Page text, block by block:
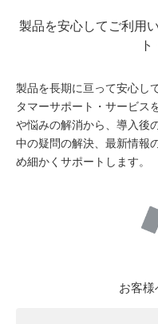
製品を安心してご利用
製品を長期に亘って安心し
タマーサポート・サービス
や悩みの解消から、導入後
中の疑問の解決、最新情報
め細かくサポートします。
お客